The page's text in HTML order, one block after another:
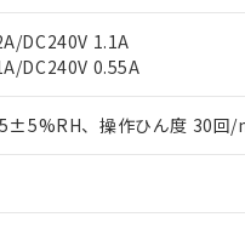
DC240V 1.1A
DC240V 0.55A
、操作ひん度 30回/
の事前の承諾なく第三者に
ービス）をご利用いただく
ご登録された部品リストに
お客様との取引・商談に必
月が前後することがありま
基準値以下であることを示し
問い合わせください。
いては、お客様のお取引先
確認ください)
情報を公開していない機種